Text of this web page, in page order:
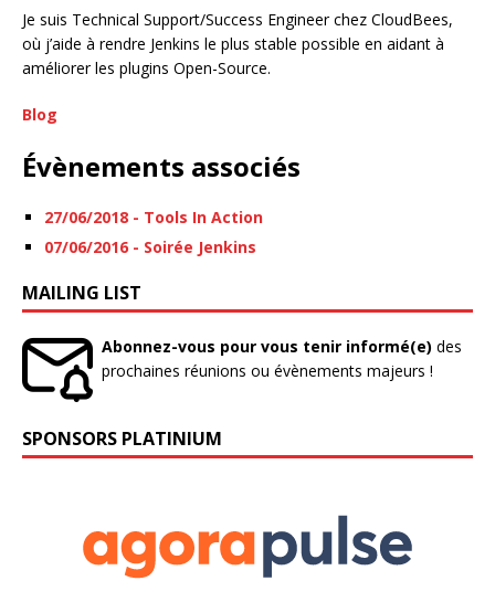
Je suis Technical Support/Success Engineer chez CloudBees,
où j’aide à rendre Jenkins le plus stable possible en aidant à
améliorer les plugins Open-Source.
Blog
Évènements associés
27/06/2018 - Tools In Action
07/06/2016 - Soirée Jenkins
MAILING LIST
Abonnez-vous pour vous tenir informé(e) des
prochaines réunions ou évènements majeurs !
SPONSORS PLATINIUM